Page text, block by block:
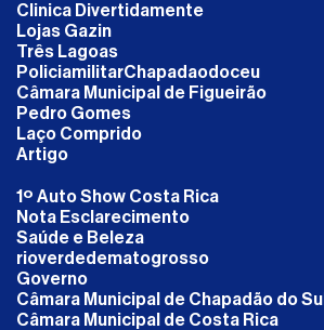
Clinica Divertidamente
Lojas Gazin
Três Lagoas
PoliciamilitarChapadaodoceu
Câmara Municipal de Figueirão
Pedro Gomes
Laço Comprido
Artigo
1º Auto Show Costa Rica
Nota Esclarecimento
Saúde e Beleza
rioverdedematogrosso
Governo
Câmara Municipal de Chapadão do Sul
Câmara Municipal de Costa Rica